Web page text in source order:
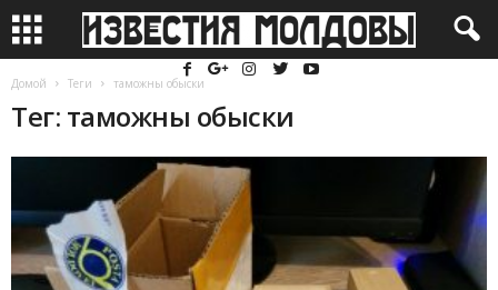
Домой Теги таможны обыски
Тег: таможны обыски